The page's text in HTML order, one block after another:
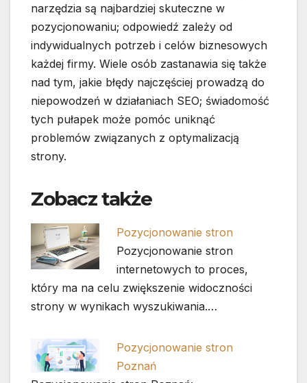
narzędzia są najbardziej skuteczne w
pozycjonowaniu; odpowiedź zależy od
indywidualnych potrzeb i celów biznesowych
każdej firmy. Wiele osób zastanawia się także
nad tym, jakie błędy najczęściej prowadzą do
niepowodzeń w działaniach SEO; świadomość
tych pułapek może pomóc uniknąć
problemów związanych z optymalizacją
strony.
Zobacz także
Pozycjonowanie stron
Pozycjonowanie stron
internetowych to proces,
który ma na celu zwiększenie widoczności
strony w wynikach wyszukiwania.…
Pozycjonowanie stron
Poznań